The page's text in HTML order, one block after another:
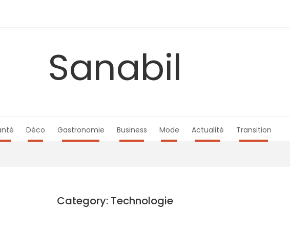
Sanabil
Déco Gastronomie Business Mode Actualité Transition
Category: Technologie